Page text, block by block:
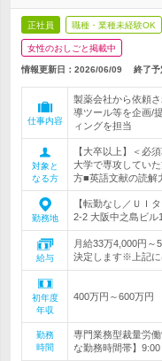
正社員 職種・業種未経験OK
女性のおしごと掲載中
情報更新日：2026/06/09 終了予
仕事内容
製薬会社から依頼
導ツール等を企画/
ィングを担当
対象と
なる方
【大卒以上】＜必
大学で専攻してい
方■英語文献の読解
勤務地
【転勤なし／ＵＩ
2-2 大阪中之島ビル
給与
月給33万4,000円
決定します※上記に
初年度
年収
400万円～600万円
勤務
時間
専門業務型裁量労
な勤務時間帯】